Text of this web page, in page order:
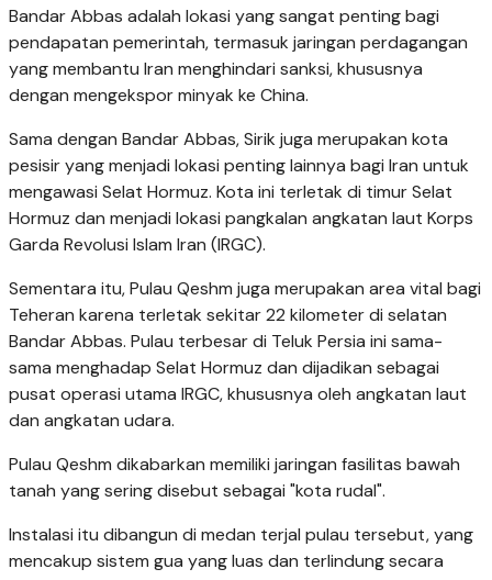
Bandar Abbas adalah lokasi yang sangat penting bagi
pendapatan pemerintah, termasuk jaringan perdagangan
yang membantu Iran menghindari sanksi, khususnya
dengan mengekspor minyak ke China.
Sama dengan Bandar Abbas, Sirik juga merupakan kota
pesisir yang menjadi lokasi penting lainnya bagi Iran untuk
mengawasi Selat Hormuz. Kota ini terletak di timur Selat
Hormuz dan menjadi lokasi pangkalan angkatan laut Korps
Garda Revolusi Islam Iran (IRGC).
Sementara itu, Pulau Qeshm juga merupakan area vital bagi
Teheran karena terletak sekitar 22 kilometer di selatan
Bandar Abbas. Pulau terbesar di Teluk Persia ini sama-
sama menghadap Selat Hormuz dan dijadikan sebagai
pusat operasi utama IRGC, khususnya oleh angkatan laut
dan angkatan udara.
Pulau Qeshm dikabarkan memiliki jaringan fasilitas bawah
tanah yang sering disebut sebagai "kota rudal".
Instalasi itu dibangun di medan terjal pulau tersebut, yang
mencakup sistem gua yang luas dan terlindung secara